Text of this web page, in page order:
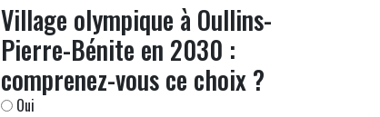
Village olympique à Oullins-
Pierre-Bénite en 2030 :
comprenez-vous ce choix ?
Oui